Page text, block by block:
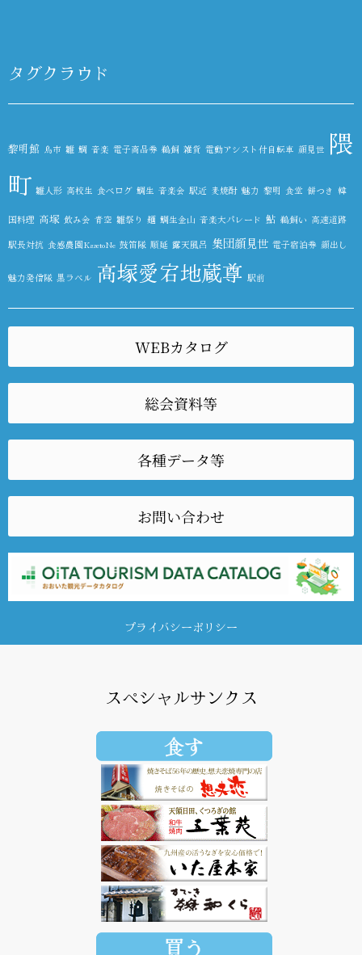
タグクラウド
黎明館 鳥市 雛 鯛 音楽 電子商品券 鵜飼 雑貨 電動アシスト付自転車 顔見世 隈
町 雛人形 高校生 食べログ 鯛生 音楽会 駅近 麦焼酎 魅力 黎明 食堂 餅つき 韓
国料理 高塚 飲み会 青空 雛祭り 麺 鯛生金山 音楽大パレード 鮎 鵜飼い 高速道路
駅長対抗 食感農園KazetoNe 鼓笛隊 順延 露天風呂 集団顔見世 電子宿泊券 顔出し
魅力発信隊 黒ラベル 高塚愛宕地蔵尊 駅前
WEBカタログ
総会資料等
各種データ等
お問い合わせ
プライバシーポリシー
スペシャルサンクス